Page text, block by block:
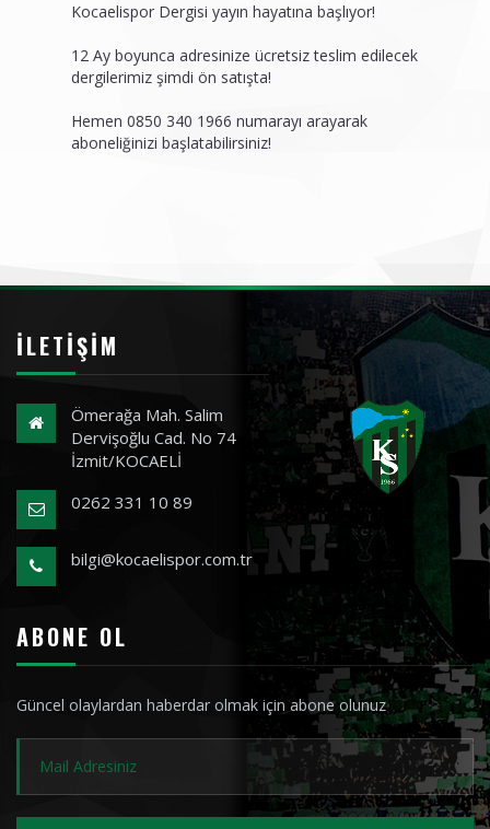
Kocaelispor Dergisi yayın hayatına başlıyor!
12 Ay boyunca adresinize ücretsiz teslim edilecek
dergilerimiz şimdi ön satışta!
Hemen 0850 340 1966 numarayı arayarak
aboneliğinizi başlatabilirsiniz!
İLETIŞIM
Ömerağa Mah. Salim
Dervişoğlu Cad. No 74
İzmit/KOCAELİ
0262 331 10 89
bilgi@kocaelispor.com.tr
ABONE OL
Güncel olaylardan haberdar olmak için abone olunuz